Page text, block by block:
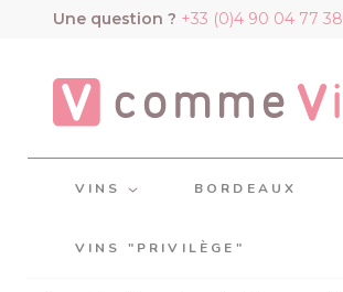
Une question ? +33 (0)4 90 04 77 38
VINS BORDEAUX
VINS "PRIVILÈGE"
Panneau de gestion des cookies